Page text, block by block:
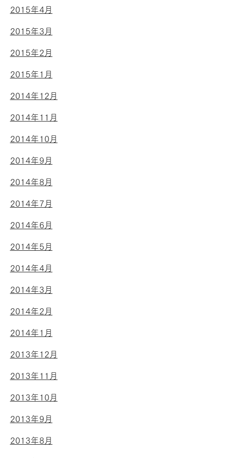
2015年4月
2015年3月
2015年2月
2015年1月
2014年12月
2014年11月
2014年10月
2014年9月
2014年8月
2014年7月
2014年6月
2014年5月
2014年4月
2014年3月
2014年2月
2014年1月
2013年12月
2013年11月
2013年10月
2013年9月
2013年8月